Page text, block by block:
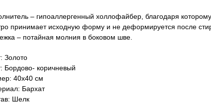
– гипоаллергенный холлофайбер, благодаря
принимает исходную форму и не деформируется после
– потайная молния в боковом шве.
Золото
Бордово- коричневый
40х40 см
Бархат
Шелк